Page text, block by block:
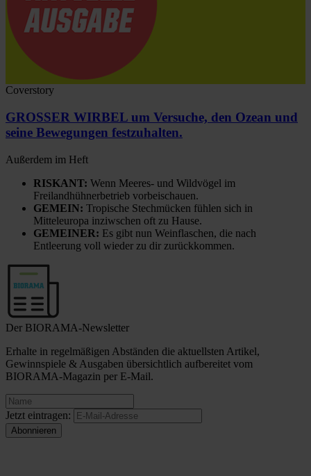
Coverstory
GROSSER WIRBEL um Versuche, den Ozean und
seine Bewegungen festzuhalten.
Außerdem im Heft
RISKANT: Wenn Meeres- und Wildvögel im
Freilandhühnerbetrieb vorbeischauen.
GEMEIN: Tropische Stechmücken fühlen sich in
Mitteleuropa inziwschen oft zu Hause.
GEMEINER: Es gibt nun Weinflaschen, die nach
Entleerung voll wieder zu dir zurückkommen.
Der BIORAMA-Newsletter
Erhalte in regelmäßigen Abständen die aktuellsten Artikel,
Gewinnspiele & Ausgaben übersichtlich aufbereitet vom
BIORAMA-Magazin per E-Mail.
Jetzt eintragen: